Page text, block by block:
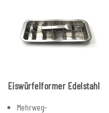
Eiswürfelformer Edelstahl
Mehrweg-